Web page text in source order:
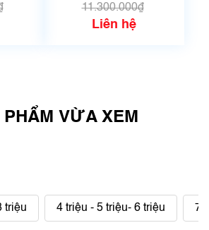
11.300.000₫
Liên hệ
PHẨM VỪA XEM
triệu 4 triệu - 5 triệu- 6 triệu 7